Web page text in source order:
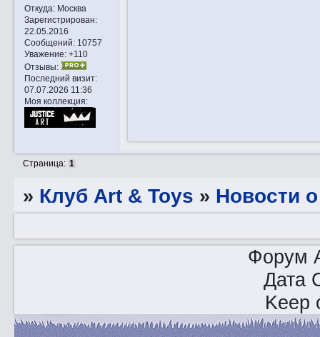
Откуда:Москва
Зарегистрирован:
22.05.2016
Сообщений:10757
Уважение: +110
Отзывы:
Последний визит:
07.07.2026 11:36
Моя коллекция:
Страница: 1
» Клуб Art & Toys » Новости
Форум
Дата
Keep